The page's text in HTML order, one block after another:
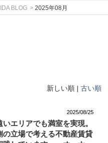
BLOG 2025年08月
新しい順 | 古い順
2025/08/25
いエリアでも満室を実現。
の立場で考える不動産賃貸